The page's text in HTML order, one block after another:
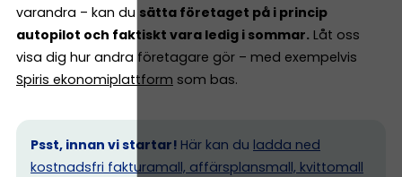
varandra – kan du sätta företaget på i princip
autopilot och faktiskt vara ledig i sommar. Låt oss
visa dig hur andra företagare gör – med exempelvis
Spiris ekonomiplattform som bas.
Psst, innan vi startar! Här kan du ladda ned
kostnadsfri fakturamall, affärsplansmall, kvittomall